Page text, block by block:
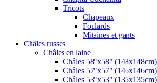
Tricots
Chapeaux
Foulards
Mitaines et gants
Châles russes
Châles en laine
Châles 58"x58" (148x148cm)
Châles 57"x57" (146x146cm)
Châles 53"x53" (135x135cm)